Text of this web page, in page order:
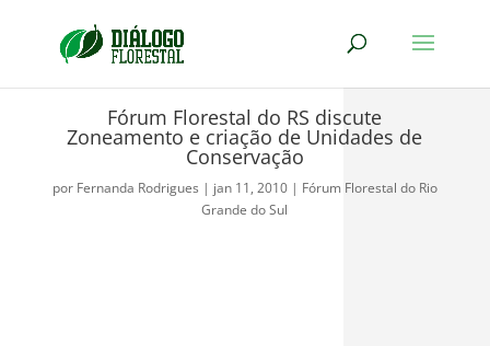
Fórum Florestal do RS discute
Zoneamento e criação de Unidades de
Conservação
por Fernanda Rodrigues | jan 11, 2010| Fórum Florestal do Rio
Grande do Sul